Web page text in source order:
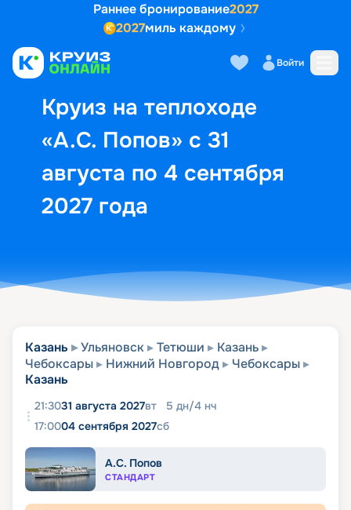
Раннее бронирование2027
2027миль каждому
Войти
Круиз на теплоходе
«А.С. Попов» с 31
августа по 4 сентября
2027 года
Выбор кают Маршрут и
Казань Ульяновск Тетюши
Казань
Чебоксары
Нижний Новгород
Чебоксары
Казань
21:3031 августа 2027вт 5 дн/4 нч
17:0004 сентября 2027сб
А.С. Попов
СТАНДАРТ